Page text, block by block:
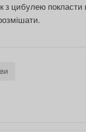
цибулею покласти